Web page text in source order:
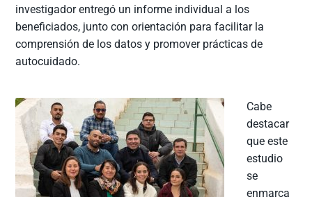
investigador entregó un informe individual a los
beneficiados, junto con orientación para facilitar la
comprensión de los datos y promover prácticas de
autocuidado.
Cabe
destacar
que este
estudio
se
enmarca